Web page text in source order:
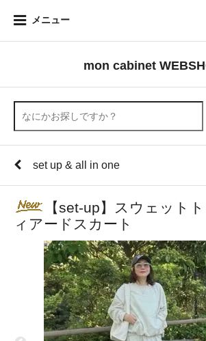
メニュー
mon cabinet
set up & all in one
【set-up】スウェット
ィアードスカート